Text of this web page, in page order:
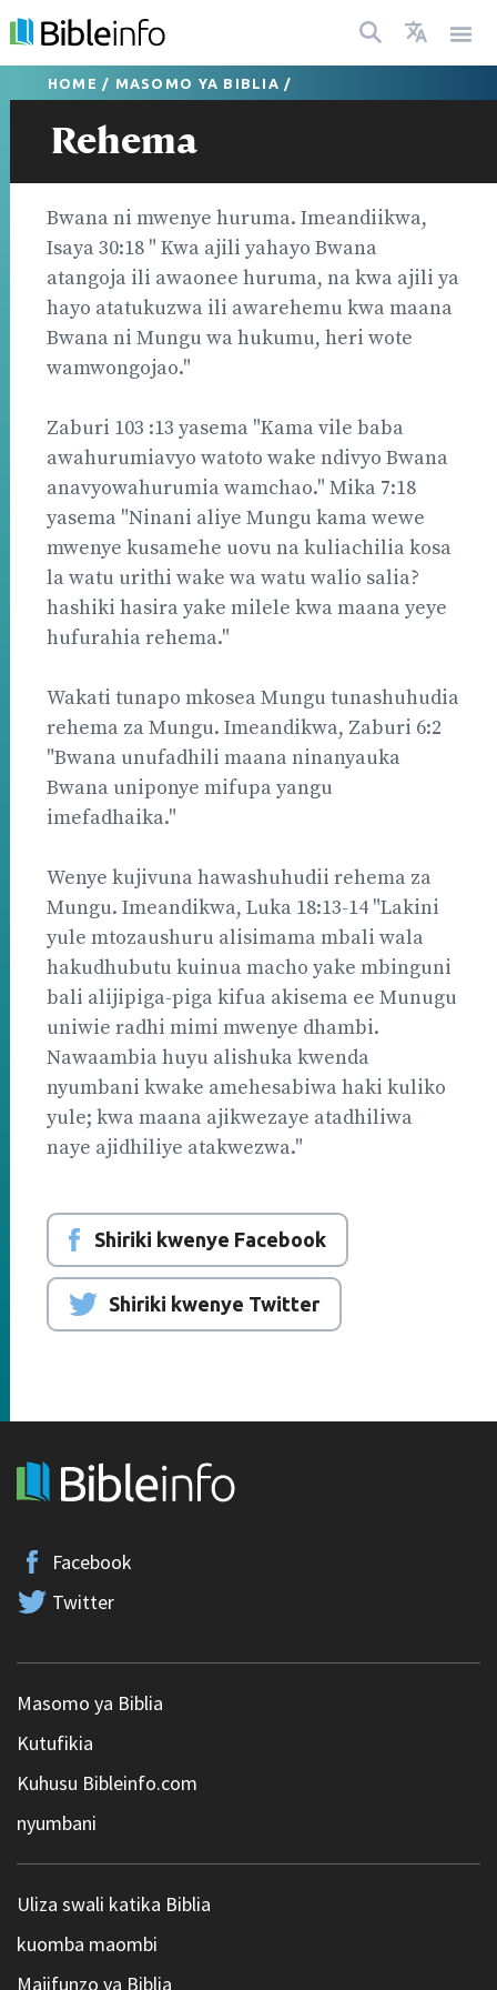
HOME / MASOMO YA BIBLIA /
Rehema
Bwana ni mwenye huruma. Imeandiikwa,
Isaya 30:18 " Kwa ajili yahayo Bwana
atangoja ili awaonee huruma, na kwa ajili ya
hayo atatukuzwa ili awarehemu kwa maana
Bwana ni Mungu wa hukumu, heri wote
wamwongojao."
Zaburi 103 :13 yasema "Kama vile baba
awahurumiavyo watoto wake ndivyo Bwana
anavyowahurumia wamchao." Mika 7:18
yasema "Ninani aliye Mungu kama wewe
mwenye kusamehe uovu na kuliachilia kosa
la watu urithi wake wa watu walio salia?
hashiki hasira yake milele kwa maana yeye
hufurahia rehema."
Wakati tunapo mkosea Mungu tunashuhudia
rehema za Mungu. Imeandikwa, Zaburi 6:2
"Bwana unufadhili maana ninanyauka
Bwana uniponye mifupa yangu
imefadhaika."
Wenye kujivuna hawashuhudii rehema za
Mungu. Imeandikwa, Luka 18:13-14 "Lakini
yule mtozaushuru alisimama mbali wala
hakudhubutu kuinua macho yake mbinguni
bali alijipiga-piga kifua akisema ee Munugu
uniwie radhi mimi mwenye dhambi.
Nawaambia huyu alishuka kwenda
nyumbani kwake amehesabiwa haki kuliko
yule; kwa maana ajikwezaye atadhiliwa
naye ajidhiliye atakwezwa."
Shiriki kwenye Facebook
Shiriki kwenye Twitter
Facebook
Twitter
Masomo ya Biblia
Kutufikia
Kuhusu Bibleinfo.com
nyumbani
Uliza swali katika Biblia
kuomba maombi
Majifunzo ya Biblia